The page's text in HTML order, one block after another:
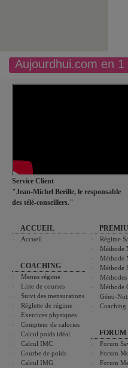
Aujourdhui.com en 1
Service Client
"Jean-Michel Berille, le responsable
des télé-conseillers."
ACCUEIL
Accueil
COACHING
Menus régime
Liste de courses
Suivi des mensurations
Réglette de régime
Exercices physiques
Compteur de calories
Calcul poids idéal
Calcul IMC
Courbe de poids
Calcul IMG
Régime
Méthode
Méthode
Méthode
Méthode
Géno-
Coaching
Forum
Forum
Forum